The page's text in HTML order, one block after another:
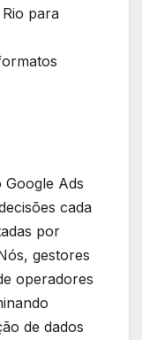
para
Google Ads
cada
por
gestores
operadores
de dados